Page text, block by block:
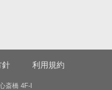
針 利用規約
斎橋 4F-I